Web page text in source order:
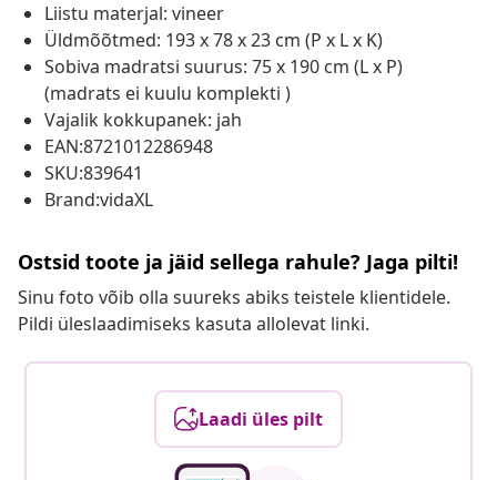
Liistu materjal: vineer
Üldmõõtmed: 193 x 78 x 23 cm (P x L x K)
Sobiva madratsi suurus: 75 x 190 cm (L x P)
(madrats ei kuulu komplekti )
Vajalik kokkupanek: jah
EAN:8721012286948
SKU:839641
Brand:vidaXL
Ostsid toote ja jäid sellega rahule? Jaga pilti!
Sinu foto võib olla suureks abiks teistele klientidele.
Pildi üleslaadimiseks kasuta allolevat linki.
Laadi üles pilt